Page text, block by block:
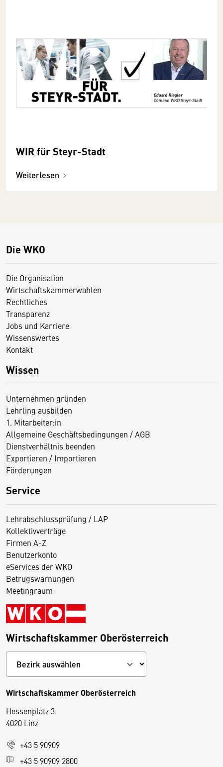
WIR für Steyr-Stadt
Weiterlesen
Die WKO
Die Organisation
Wirtschaftskammerwahlen
Rechtliches
Transparenz
Jobs und Karriere
Wissenswertes
Kontakt
Wissen
Unternehmen gründen
Lehrling ausbilden
1. Mitarbeiter:in
Allgemeine Geschäftsbedingungen / AGB
Dienstverhältnis beenden
Exportieren / Importieren
Förderungen
Service
Lehrabschlussprüfung / LAP
Kollektivverträge
Firmen A-Z
Benutzerkonto
eServices der WKO
Betrugswarnungen
Meetingraum
Wirtschaftskammer Oberösterreich
Wirtschaftskammer Oberösterreich
Hessenplatz 3
4020 Linz
+43 5 90909
+43 5 90909 2800
D